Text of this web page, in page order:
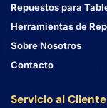
Repuestos para
Herramientas de
Sobre Nosotros
Contacto
Servicio al Cliente